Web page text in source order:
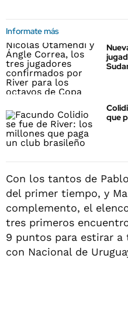
Informate más
que
Con los tantos de
del primer tiempo, y
complemento, el
tres primeros
9 puntos para estirar a
con Nacional de